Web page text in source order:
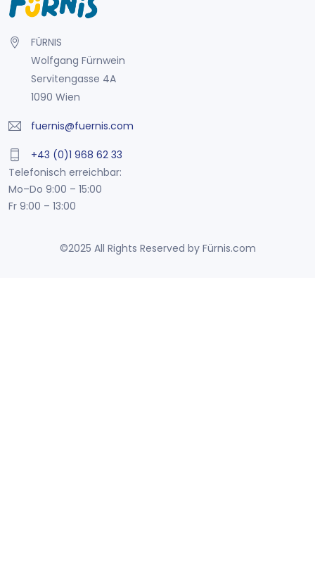
FÜRNIS
Wolfgang Fürnwein
Servitengasse 4A
1090 Wien
fuernis@fuernis.com
+43 (0)1 968 62 33
Telefonisch erreichbar:
Mo–Do 9:00 – 15:00
Fr 9:00 – 13:00
©2025 All Rights Reserved by Fürnis.com